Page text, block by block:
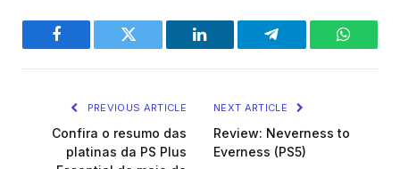
Facebook Twitter LinkedIn Telegram
PREVIOUS ARTICLE
Confira o resumo das
platinas da PS Plus
NEXT ARTICLE
Review: Neverness to
Everness (PS5)